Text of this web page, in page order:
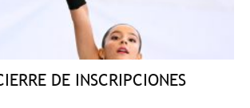
DE INSCRIPCIONES